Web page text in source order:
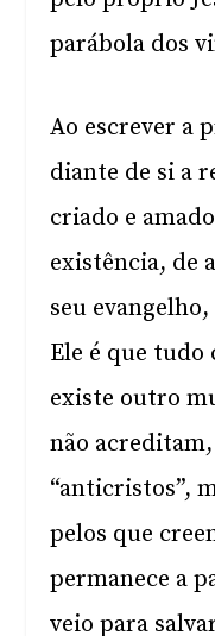
parábola dos
Ao escrever a
diante de si a
criado e
existência, de
seu
Ele é que tudo
existe outro
não
“anticristos”,
pelos que
permanece a
veio para